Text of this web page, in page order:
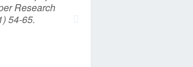
Research
54-65.